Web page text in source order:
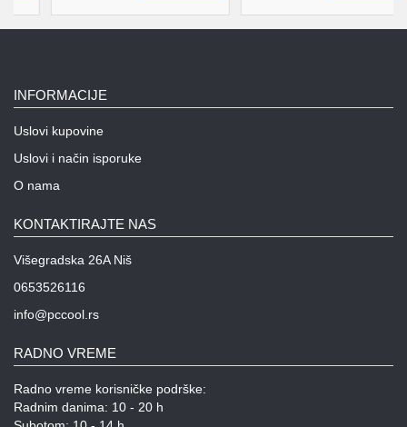
INFORMACIJE
Uslovi kupovine
Uslovi i način isporuke
O nama
KONTAKTIRAJTE NAS
Višegradska 26A Niš
0653526116
info@pccool.rs
RADNO VREME
Radno vreme korisničke podrške:
Radnim danima: 10 - 20 h